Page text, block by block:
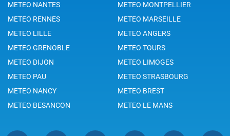
METEO NANTES
METEO MONTPELLIER
METEO RENNES
METEO MARSEILLE
METEO LILLE
METEO ANGERS
METEO GRENOBLE
METEO TOURS
METEO DIJON
METEO LIMOGES
METEO PAU
METEO STRASBOURG
METEO NANCY
METEO BREST
METEO BESANCON
METEO LE MANS